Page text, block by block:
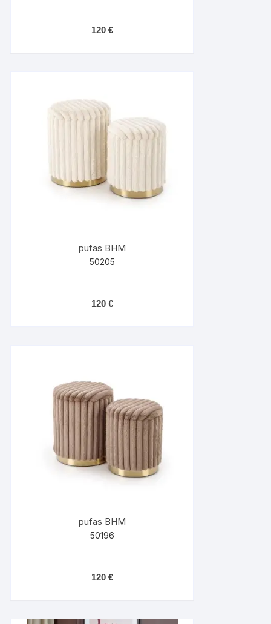
120 €
pufas BHM
50205
120 €
pufas BHM
50196
120 €